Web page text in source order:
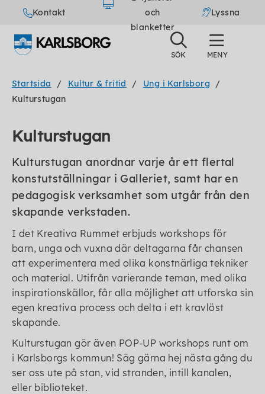
Kontakt
och
blanketter
Lyssna
Startsida Kultur & fritid
Ung i Karlsborg
Kulturstugan
Kulturstugan
Kulturstugan anordnar varje år ett flertal
konstutställningar i Galleriet, samt har en
pedagogisk verksamhet som utgår från den
skapande verkstaden.
I det Kreativa Rummet erbjuds workshops för
barn, unga och vuxna där deltagarna får chansen
att experimentera med olika konstnärliga tekniker
och material. Utifrån varierande teman, med olika
inspirationskällor, får alla möjlighet att utforska sin
egen kreativa process och delta i ett kravlöst
skapande.
Kulturstugan gör även POP-UP workshops runt om
i Karlsborgs kommun! Säg gärna hej nästa gång du
ser oss ute på stan, vid stranden, intill kanalen,
eller biblioteket.